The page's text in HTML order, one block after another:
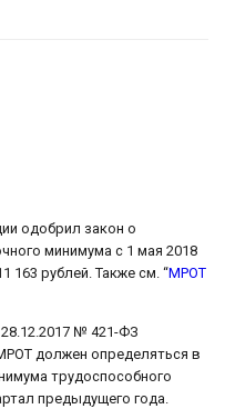
одобрил закон о
минимума с 1 мая 2018
163 рублей. Также см. “МРОТ
№ 421-ФЗ
должен определяться в
трудоспособного
предыдущего года.